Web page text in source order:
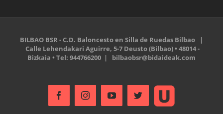
BILBAO BSR - C.D. Baloncesto en Silla de Ruedas Bilbao |
Calle Lehendakari Aguirre, 5-7 Deusto (Bilbao) • 48014 -
Bizkaia • Tel: 944766200 | bilbaobsr@bidaideak.com
FacebookInstagramYouTubeTwitter
Ustream